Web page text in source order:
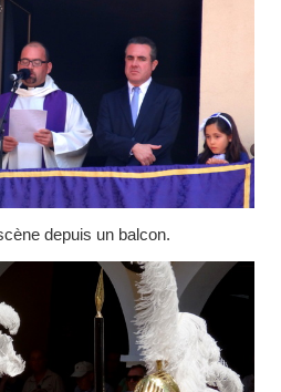
depuis un balcon.